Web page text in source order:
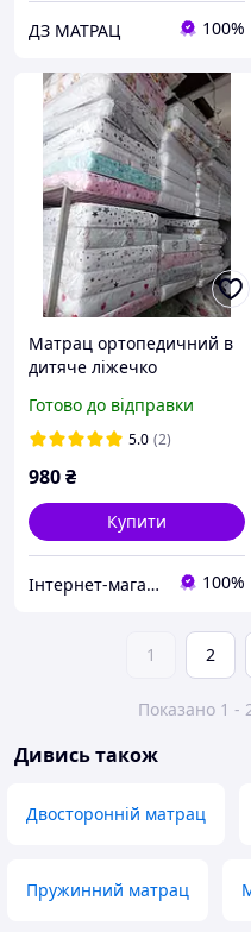
ДЗ МАТРАЦ 100%
Матрац ортопедичний в
дитяче ліжечко
(кокос+поролон+кокос)
120х60х10см.
Готово до відправки
5.0 (2)
980₴
Купити
Інтернет-магазин Пузік 100%
1 2
Показано 1 -
Дивись також
Двосторонній матрац
Пружинний матрац